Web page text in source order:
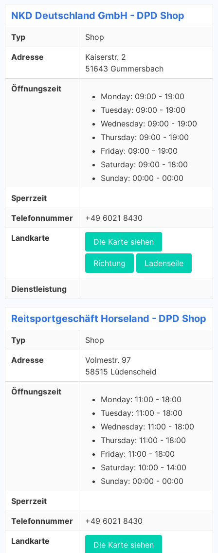
NKD Deutschland GmbH - DPD Shop
Typ Shop
Adresse
Kaiserstr. 2
51643 Gummersbach
Öffnungszeit
Monday: 09:00 - 19:00
Tuesday: 09:00 - 19:00
Wednesday: 09:00 - 19:00
Thursday: 09:00 - 19:00
Friday: 09:00 - 19:00
Saturday: 09:00 - 18:00
Sunday: 00:00 - 00:00
Sperrzeit
Telefonnummer +49 6021 8430
Landkarte Die Karte siehen
Richtung Ladenseile
Dienstleistung
Reitsportgeschäft Horseland - DPD Shop
Typ Shop
Adresse
Volmestr. 97
58515 Lüdenscheid
Öffnungszeit
Monday: 11:00 - 18:00
Tuesday: 11:00 - 18:00
Wednesday: 11:00 - 18:00
Thursday: 11:00 - 18:00
Friday: 11:00 - 18:00
Saturday: 10:00 - 14:00
Sunday: 00:00 - 00:00
Sperrzeit
Telefonnummer +49 6021 8430
Landkarte Die Karte siehen